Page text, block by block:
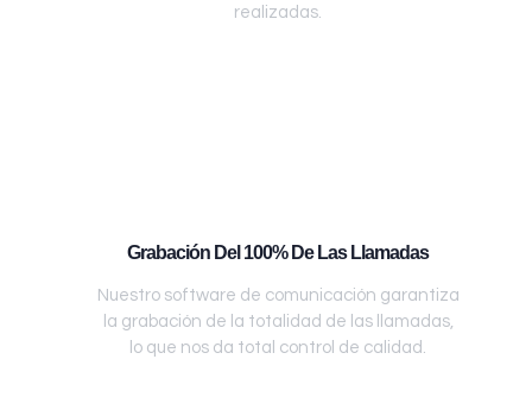
realizadas.
Grabación Del 100% De Las Llamadas
Nuestro software de comunicación garantiza
la grabación de la totalidad de las llamadas,
lo que nos da total control de calidad.